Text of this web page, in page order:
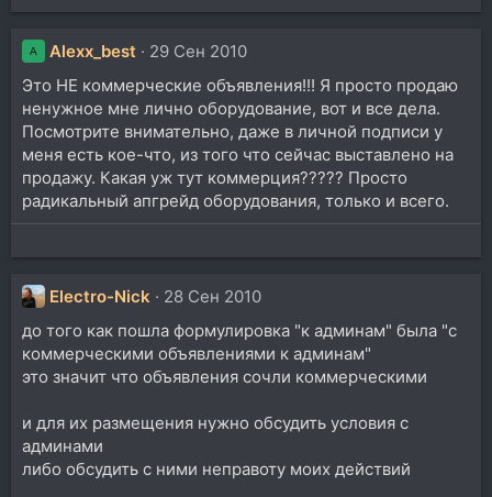
A Alexx_best
29 Сен 2010
Это НЕ коммерческие объявления!!! Я просто продаю
ненужное мне лично оборудование, вот и все дела.
Посмотрите внимательно, даже в личной подписи у
меня есть кое-что, из того что сейчас выставлено на
продажу. Какая уж тут коммерция????? Просто
радикальный апгрейд оборудования, только и всего.
Electro-Nick
28 Сен 2010
до того как пошла формулировка "к админам" была "с
коммерческими объявлениями к админам"
это значит что объявления сочли коммерческими
и для их размещения нужно обсудить условия с
админами
либо обсудить с ними неправоту моих действий